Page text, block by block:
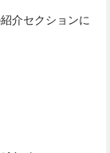
介セクションに